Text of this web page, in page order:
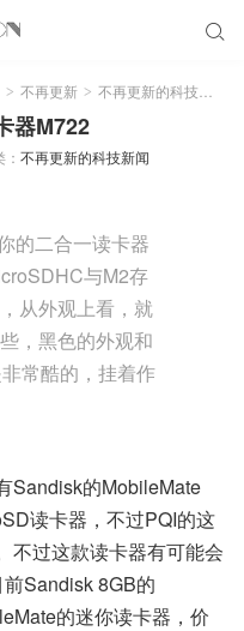

> 不再更新 > 不再更新的科技新闻
器M722
不再更新的科技新闻
的二合一读卡器
与M2存
从外观上看，就
，黑色的外观和
常酷的，挂着作
Sandisk的MobileMate
读卡器，不过PQI的这
不过这款读卡器有可能会
Sandisk 8GB的
的迷你读卡器，价